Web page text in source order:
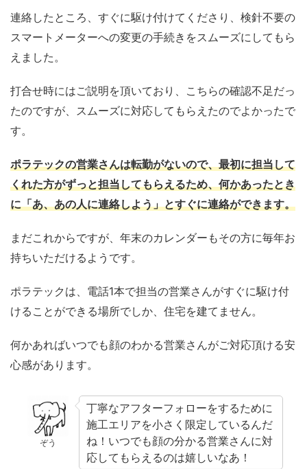
連絡したところ、すぐに駆け付けてくださり、検針不要の
スマートメーターへの変更の手続きをスムーズにしてもら
えました。
打合せ時にはご説明を頂いており、こちらの確認不足だっ
たのですが、スムーズに対応してもらえたのでよかったで
す。
ポラテックの営業さんは転勤がないので、最初に担当して
くれた方がずっと担当してもらえるため、何かあったとき
に「あ、あの人に連絡しよう」とすぐに連絡ができます。
まだこれからですが、年末のカレンダーもその方に毎年お
持ちいただけるようです。
ポラテックは、電話1本で担当の営業さんがすぐに駆け付
けることができる場所でしか、住宅を建てません。
何かあればいつでも顔のわかる営業さんがご対応頂ける安
心感があります。
ぞう
丁寧なアフターフォローをするために
施工エリアを小さく限定しているんだ
ね！いつでも顔の分かる営業さんに対
応してもらえるのは嬉しいなあ！